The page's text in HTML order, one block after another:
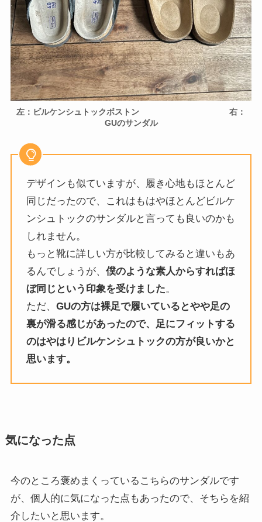
左：ビルケンシュトックボストン 右：
GUのサンダル
デザインも似ていますが、履き心地もほとんど
同じだったので、これはもはやほとんどビルケ
ンシュトックのサンダルと言っても良いのかも
しれません。
もっと靴に詳しい方が比較してみると違いもあ
るんでしょうが、僕のような素人からすればほ
ぼ同じという印象を受けました。
ただ、GUの方は裸足で履いているとやや足の
裏が滑る感じがあったので、足にフィットする
のはやはりビルケンシュトックの方が良いかと
思います。
気になった点
今のところ褒めまくっているこちらのサンダルです
が、個人的に気になった点もあったので、そちらを紹
介したいと思います。